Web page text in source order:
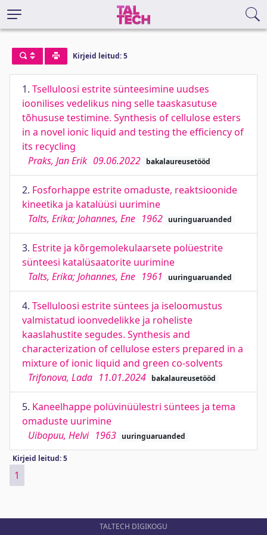
Kirjeid leitud: 5
1. Tselluloosi estrite sünteesimine uudses
ioonilises vedelikus ning selle taaskasutuse
tõhususe testimine. Synthesis of cellulose esters
in a novel ionic liquid and testing the efficiency of
its recycling
Praks, Jan Erik 09.06.2022 bakalaureusetööd
2. Fosforhappe estrite omaduste, reaktsioonide
kineetika ja katalüüsi uurimine
Talts, Erika; Johannes, Ene 1962 uuringuaruanded
3. Estrite ja kõrgemolekulaarsete polüestrite
sünteesi katalüsaatorite uurimine
Talts, Erika; Johannes, Ene 1961 uuringuaruanded
4. Tselluloosi estrite süntees ja iseloomustus
valmistatud ioonvedelikke ja roheliste
kaaslahustite segudes. Synthesis and
characterization of cellulose esters prepared in a
mixture of ionic liquid and green co-solvents
Trifonova, Lada 11.01.2024 bakalaureusetööd
5. Kaneelhappe polüvinüülestri süntees ja tema
omaduste uurimine
Uibopuu, Helvi 1963 uuringuaruanded
Kirjeid leitud: 5
1
TALTECH DIGIKOGU